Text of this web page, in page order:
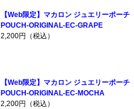
【Web限定】マカロン ジュエリーポーチ
POUCH-ORIGINAL-EC-GRAPE
2,200円（税込）
【Web限定】マカロン ジュエリーポーチ
POUCH-ORIGINAL-EC-MOCHA
2,200円（税込）